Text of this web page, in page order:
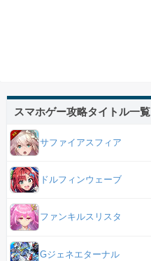
スマホゲー攻略タイトル一覧
サファイアスフィア
ドルフィンウェーブ
ファンキルスリスタ
Gジェネエターナル